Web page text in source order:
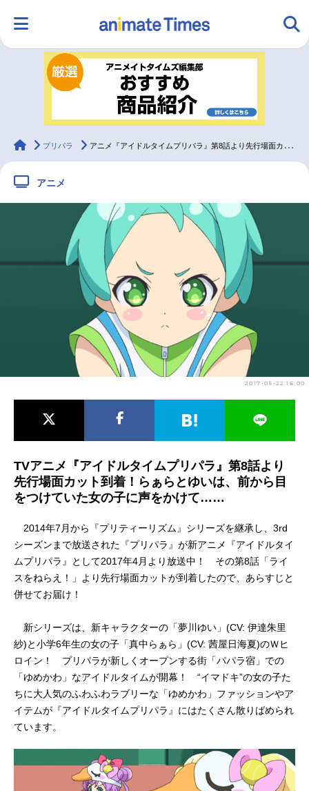
ランキング アニメ
ラジオ
配信・Vtuber 無料マンガ
声優記事一覧
アニメ映画一覧 実写化映画一覧
今期アニメ曜日別一覧
秋アニメ 冬アニメ
FOLLOW US
animateTimes
プリパラ アニメ『アイドルタイムプリパラ』第8話より先行場面カット到着
アニメ
2017-05-22 16:00
TVアニメ『アイドルタイムプリパラ』第8話より
先行場面カット到着！らぁらとゆいは、前から目
をつけていた女の子に声をかけて……
2014年7月から『プリティーリズム』シリーズを継承し、3rd
シーズンまで放送された『プリパラ』が新アニメ『アイドルタイ
ムプリパラ』として2017年4月より放送中！ その第8話「ライ
スをねらえ！」より先行場面カットが到着したので、あらすじと
併せてお届け！
新シリーズは、新キャラクターの「夢川ゆい」(CV: 伊達朱里
紗)と小学6年生の女の子「真中らぁら」(CV: 茜屋日海夏)のＷヒ
ロイン！ プリパラが新しくオープンする街「パパラ宿」での
「ゆめかわ」なアイドルタイムが開幕！ “イマドキ”の女の子た
ちに大人気のふわふわラブリーな「ゆめかわ」ファッションやア
イテムが『アイドルタイムプリパラ』にはたくさん散りばめられ
ています。